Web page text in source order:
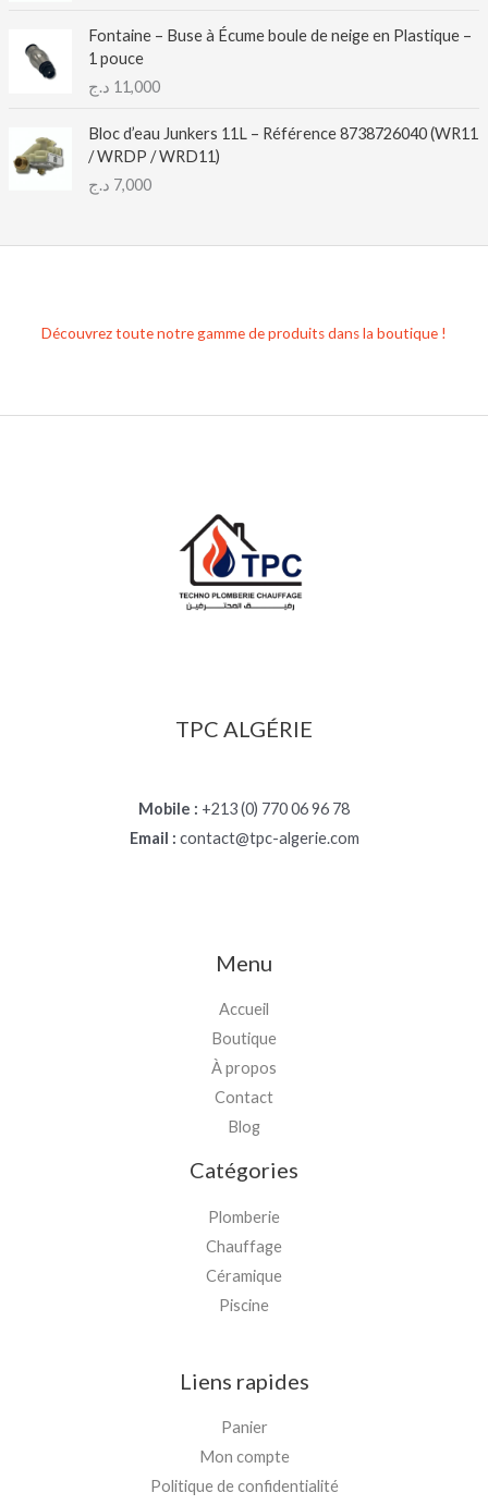
Fontaine – Buse à Écume boule de neige en Plastique –
1 pouce
11,000 د.ج
Bloc d’eau Junkers 11L – Référence 8738726040 (WR11
/ WRDP / WRD11)
7,000 د.ج
Découvrez toute notre gamme de produits dans la boutique !
TPC ALGÉRIE
Mobile : +213 (0) 770 06 96 78
Email : contact@tpc-algerie.com
Menu
Accueil
Boutique
À propos
Contact
Blog
Catégories
Plomberie
Chauffage
Céramique
Piscine
Liens rapides
Panier
Mon compte
Politique de confidentialité